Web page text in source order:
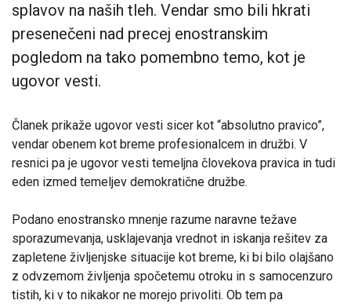
splavov na naših tleh. Vendar smo bili hkrati
presenečeni nad precej enostranskim
pogledom na tako pomembno temo, kot je
ugovor vesti.
Članek prikaže ugovor vesti sicer kot “absolutno pravico”,
vendar obenem kot breme profesionalcem in družbi. V
resnici pa je ugovor vesti temeljna človekova pravica in tudi
eden izmed temeljev demokratične družbe.
Podano enostransko mnenje razume naravne težave
sporazumevanja, usklajevanja vrednot in iskanja rešitev za
zapletene življenjske situacije kot breme, ki bi bilo olajšano
z odvzemom življenja spočetemu otroku in s samocenzuro
tistih, ki v to nikakor ne morejo privoliti. Ob tem pa